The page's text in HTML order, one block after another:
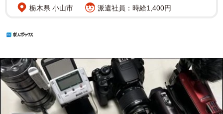
栃木県 小山市
派遣社員：時給1,400円